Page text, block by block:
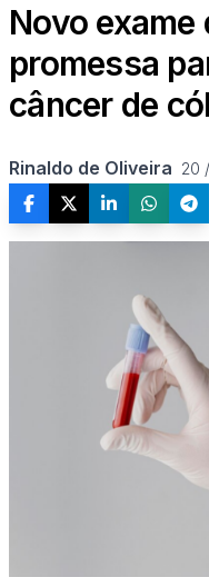
Novo exame
promessa
câncer de
Rinaldo de Oliveira 20